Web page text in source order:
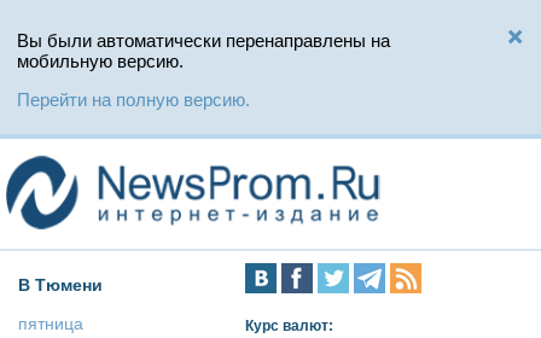
Вы были автоматически перенаправлены на
мобильную версию.
Перейти на полную версию.
В Тюмени
пятница
Курс валют: